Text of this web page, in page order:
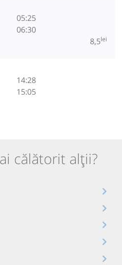
05:25
06:30
8,5lei
14:28
15:05
călătorit alții?